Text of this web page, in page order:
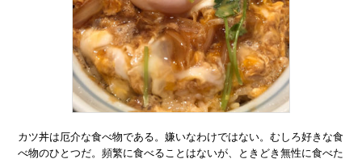
カツ丼は厄介な食べ物である。嫌いなわけではない。むしろ好きな食
べ物のひとつだ。頻繁に食べることはないが、ときどき無性に食べた